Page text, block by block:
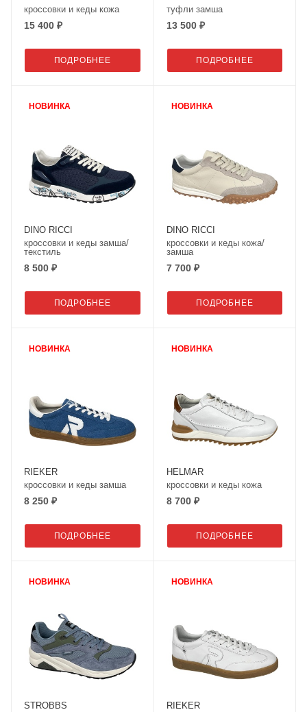
кроссовки и кеды кожа
15 400 ₽
ПОДРОБНЕЕ
туфли замша
13 500 ₽
ПОДРОБНЕЕ
НОВИНКА
DINO RICCI
кроссовки и кеды замша/
текстиль
8 500 ₽
ПОДРОБНЕЕ
НОВИНКА
DINO RICCI
кроссовки и кеды кожа/
замша
7 700 ₽
ПОДРОБНЕЕ
НОВИНКА
RIEKER
кроссовки и кеды замша
8 250 ₽
ПОДРОБНЕЕ
НОВИНКА
HELMAR
кроссовки и кеды кожа
8 700 ₽
ПОДРОБНЕЕ
НОВИНКА
STROBBS
НОВИНКА
RIEKER